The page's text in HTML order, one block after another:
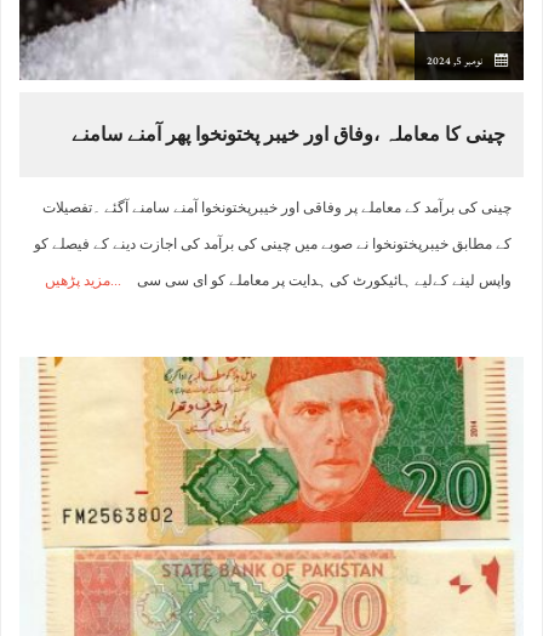
نومبر 5, 2024
چینی کا معاملہ ،وفاق اور خیبر پختونخوا پھر آمنے سامنے
چینی کی برآمد کے معاملے پر وفاقی اور خیبرپختونخوا آمنے سامنے آگئے ۔تفصیلات
کے مطابق خیبرپختونخوا نے صوبے میں چینی کی برآمد کی اجازت دینے کے فیصلے کو
واپس لینے کےلیے ہائیکورٹ کی ہدایت پر معاملے کو ای سی سی مزید پڑھیں